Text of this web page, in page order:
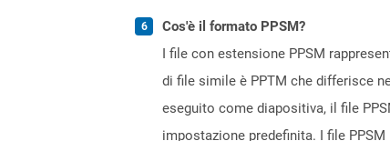
Cos'è il formato PPSM?
I file con estensione PPSM
di file simile è PPTM che differisce
eseguito come diapositiva, il file
impostazione predefinita. I file